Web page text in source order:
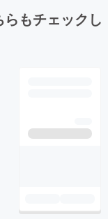
もチェックし